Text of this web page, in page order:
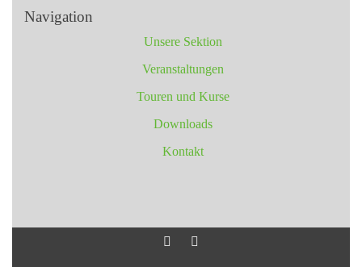
Navigation
Unsere Sektion
Veranstaltungen
Touren und Kurse
Downloads
Kontakt